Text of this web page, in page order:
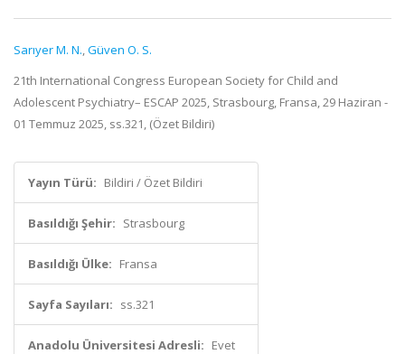
Sarıyer M. N.,Güven O. S.
21th International Congress European Society for Child and
Adolescent Psychiatry– ESCAP 2025, Strasbourg, Fransa, 29 Haziran -
01 Temmuz 2025, ss.321, (Özet Bildiri)
Yayın Türü: Bildiri / Özet Bildiri
Basıldığı Şehir: Strasbourg
Basıldığı Ülke: Fransa
Sayfa Sayıları: ss.321
Anadolu Üniversitesi Adresli: Evet